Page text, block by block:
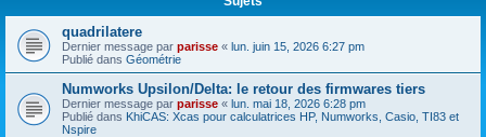
quadrilatere
Dernier message par parisse « lun. juin 15, 2026 6:27 pm
Publié dans Géométrie
Numworks Upsilon/Delta: le retour des firmwares tiers
Dernier message par parisse « lun. mai 18, 2026 6:28 pm
Publié dans KhiCAS: Xcas pour calculatrices HP, Numworks, Casio, TI83 et
Nspire